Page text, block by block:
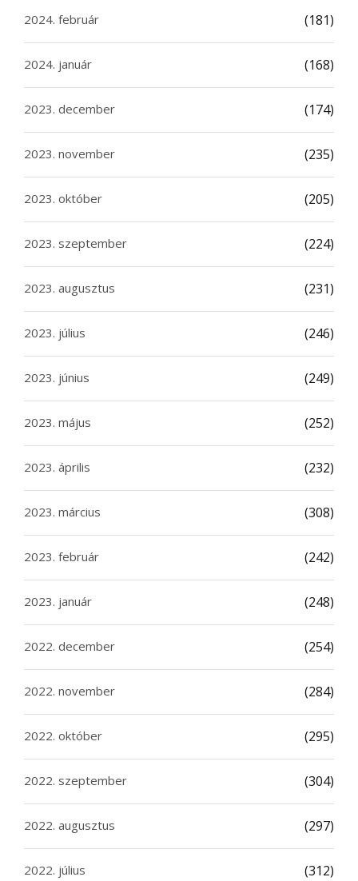
2024. február (181)
2024. január (168)
2023. december (174)
2023. november (235)
2023. október (205)
2023. szeptember (224)
2023. augusztus (231)
2023. július (246)
2023. június (249)
2023. május (252)
2023. április (232)
2023. március (308)
2023. február (242)
2023. január (248)
2022. december (254)
2022. november (284)
2022. október (295)
2022. szeptember (304)
2022. augusztus (297)
2022. július (312)